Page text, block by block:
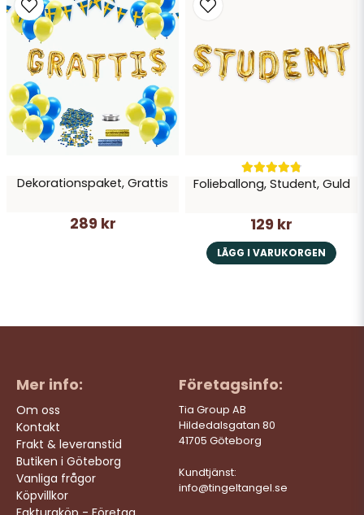
Dekorationspaket, Grattis
289 kr
Folieballong, Student, Guld
129 kr
LÄGG I VARUKORGEN
Mer info:
Om oss
Kontakt
Frakt & leveranstid
Butiken i Göteborg
Vanliga frågor
Köpvillkor
Företagsinfo:
Tia Group AB
Hildedalsgatan 80
41705 Göteborg
Kundtjänst:
info@tingeltangel.se